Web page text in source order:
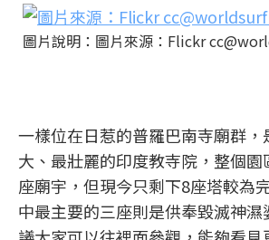
圖片說明：圖片來源：Flickr
一樣位在日惹的普羅巴南寺廟群，
大、最壯麗的印度教寺院，整個
座廟宇，但現今只剩下8座塔較為
中最主要的三座則是供奉毀滅神濕